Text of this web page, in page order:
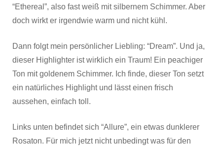
“Ethereal”, also fast weiß mit silbernem Schimmer. Aber
doch wirkt er irgendwie warm und nicht kühl.
Dann folgt mein persönlicher Liebling: “Dream”. Und ja,
dieser Highlighter ist wirklich ein Traum! Ein peachiger
Ton mit goldenem Schimmer. Ich finde, dieser Ton setzt
ein natürliches Highlight und lässt einen frisch
aussehen, einfach toll.
Links unten befindet sich “Allure”, ein etwas dunklerer
Rosaton. Für mich jetzt nicht unbedingt was für den